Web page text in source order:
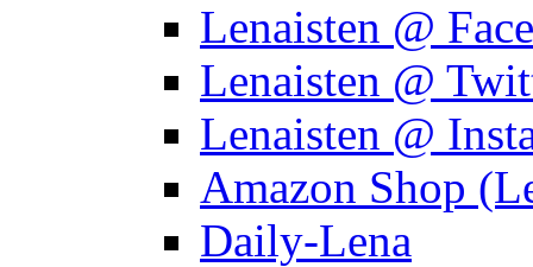
Lenaisten @
Lenaisten @
Lenaisten @
Amazon Shop
Daily-Lena